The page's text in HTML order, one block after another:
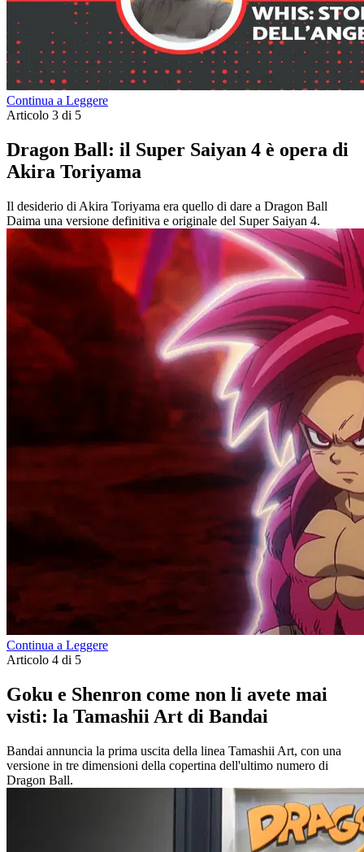
Continua a Leggere
Articolo 3 di 5
Dragon Ball: il Super Saiyan 4 è opera di
Akira Toriyama
Il desiderio di Akira Toriyama era quello di dare a Dragon Ball
Daima una versione definitiva e originale del Super Saiyan 4.
Continua a Leggere
Articolo 4 di 5
Goku e Shenron come non li avete mai
visti: la Tamashii Art di Bandai
Bandai annuncia la prima uscita della linea Tamashii Art, con una
versione in tre dimensioni della copertina dell'ultimo numero di
Dragon Ball.